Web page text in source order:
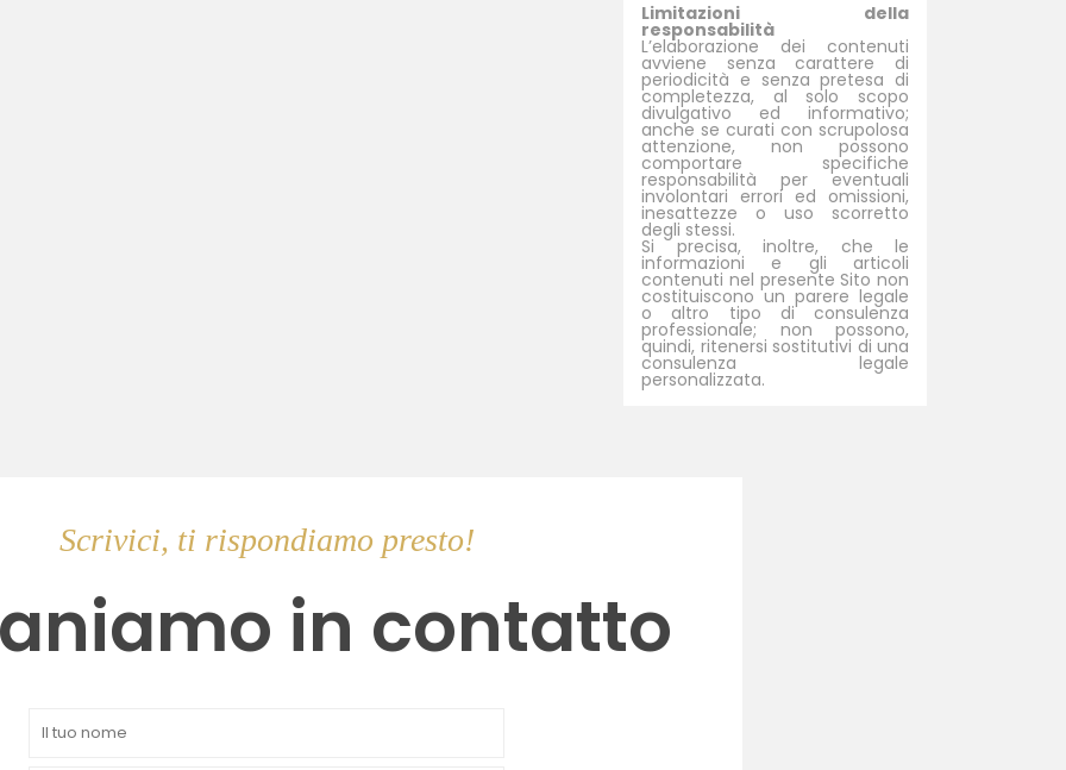
Limitazioni della
responsabilità
L’elaborazione dei contenuti
avviene senza carattere di
periodicità e senza pretesa di
completezza, al solo scopo
divulgativo ed informativo;
anche se curati con scrupolosa
attenzione, non possono
comportare specifiche
responsabilità per eventuali
involontari errori ed omissioni,
inesattezze o uso scorretto
degli stessi.
Si precisa, inoltre, che le
informazioni e gli articoli
contenuti nel presente Sito non
costituiscono un parere legale
o altro tipo di consulenza
professionale; non possono,
quindi, ritenersi sostitutivi di una
consulenza legale
personalizzata.
Scrivici, ti rispondiamo presto!
in contatto